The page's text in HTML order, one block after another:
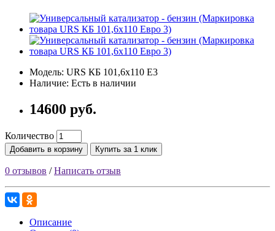
Модель: URS КБ 101,6х110 E3
Наличие: Есть в наличии
14600 руб.
Количество
Добавить в корзину Купить за 1 клик
0 отзывов /Написать отзыв
Описание